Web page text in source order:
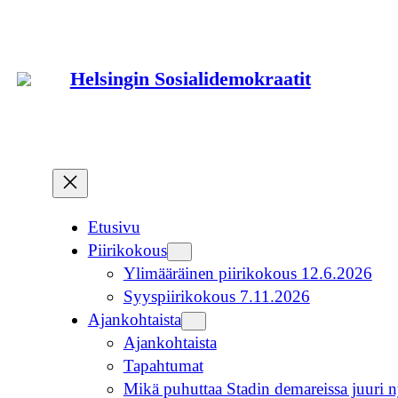
Helsingin Sosialidemokraatit
Etusivu
Piirikokous
Ylimääräinen piirikokous 12.6.2026
Syyspiirikokous 7.11.2026
Ajankohtaista
Ajankohtaista
Tapahtumat
Mikä puhuttaa Stadin demareissa juuri